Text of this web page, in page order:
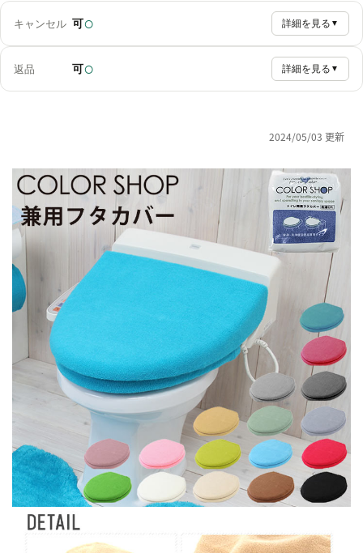
キャンセル 可○ 詳細を見る ▼
返品 可○ 詳細を見る ▼
2024/05/03 更新